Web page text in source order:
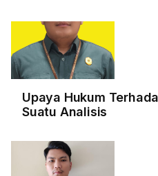
Upaya Hukum
Suatu Analisis